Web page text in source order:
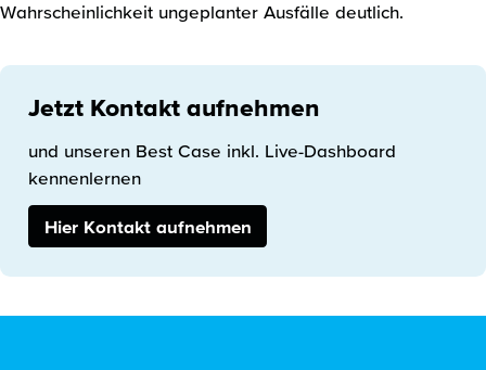
Wahrscheinlichkeit ungeplanter Ausfälle deutlich.
Jetzt Kontakt aufnehmen
und unseren Best Case inkl. Live-Dashboard
kennenlernen
Hier Kontakt aufnehmen